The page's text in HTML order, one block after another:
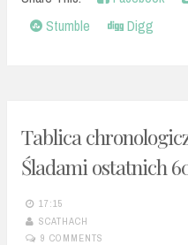
Stumble
Digg
Tablica
Śladami ostatnich
17:15
SCATHACH
9 COMMENTS